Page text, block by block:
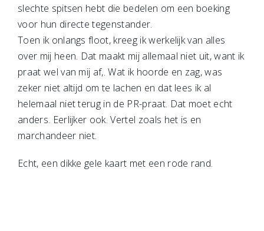
slechte spitsen hebt die bedelen om een boeking
voor hun directe tegenstander.
Toen ik onlangs floot, kreeg ik werkelijk van alles
over mij heen. Dat maakt mij allemaal niet uit, want ik
praat wel van mij af,. Wat ik hoorde en zag, was
zeker niet altijd om te lachen en dat lees ik al
helemaal niet terug in de PR-praat. Dat moet echt
anders. Eerlijker ook. Vertel zoals het is en
marchandeer niet.
Echt, een dikke gele kaart met een rode rand.